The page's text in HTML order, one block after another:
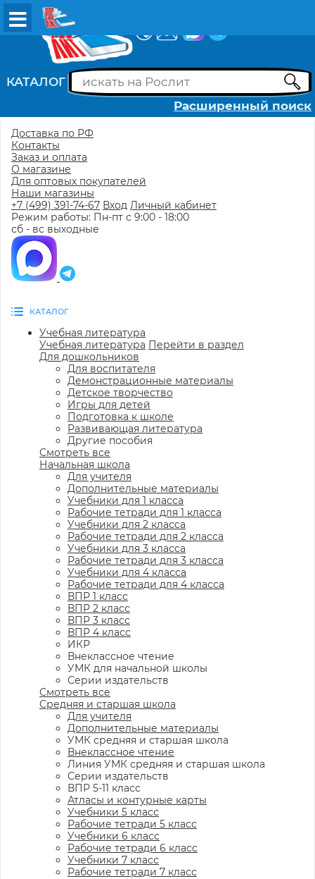
КАТАЛОГ
Расширенный поиск
Доставка по РФ
Контакты
Заказ и оплата
О магазине
Для оптовых покупателей
Наши магазины
+7 (499) 391-74-67 Вход Личный кабинет
Режим работы: Пн-пт с 9:00 - 18:00
сб - вс выходные
КАТАЛОГ
Учебная литература
Учебная литература Перейти в раздел
Для дошкольников
Для воспитателя
Демонстрационные материалы
Детское творчество
Игры для детей
Подготовка к школе
Развивающая литература
Другие пособия
Смотреть все
Начальная школа
Для учителя
Дополнительные материалы
Учебники для 1 класса
Рабочие тетради для 1 класса
Учебники для 2 класса
Рабочие тетради для 2 класса
Учебники для 3 класса
Рабочие тетради для 3 класса
Учебники для 4 класса
Рабочие тетради для 4 класса
ВПР 1 класс
ВПР 2 класс
ВПР 3 класс
ВПР 4 класс
ИКР
Внеклассное чтение
УМК для начальной школы
Серии издательств
Смотреть все
Средняя и старшая школа
Для учителя
Дополнительные материалы
УМК средняя и старшая школа
Внеклассное чтение
Линия УМК средняя и старшая школа
Серии издательств
ВПР 5-11 класс
Атласы и контурные карты
Учебники 5 класс
Рабочие тетради 5 класс
Учебники 6 класс
Рабочие тетради 6 класс
Учебники 7 класс
Рабочие тетради 7 класс